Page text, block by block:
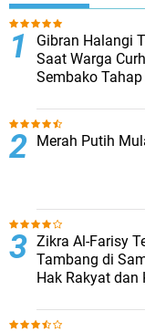
Gibran Halangi
Saat Warga
Sembako Tahap
Merah Putih
Zikra Al-Farisy
Tambang di
Hak Rakyat dan